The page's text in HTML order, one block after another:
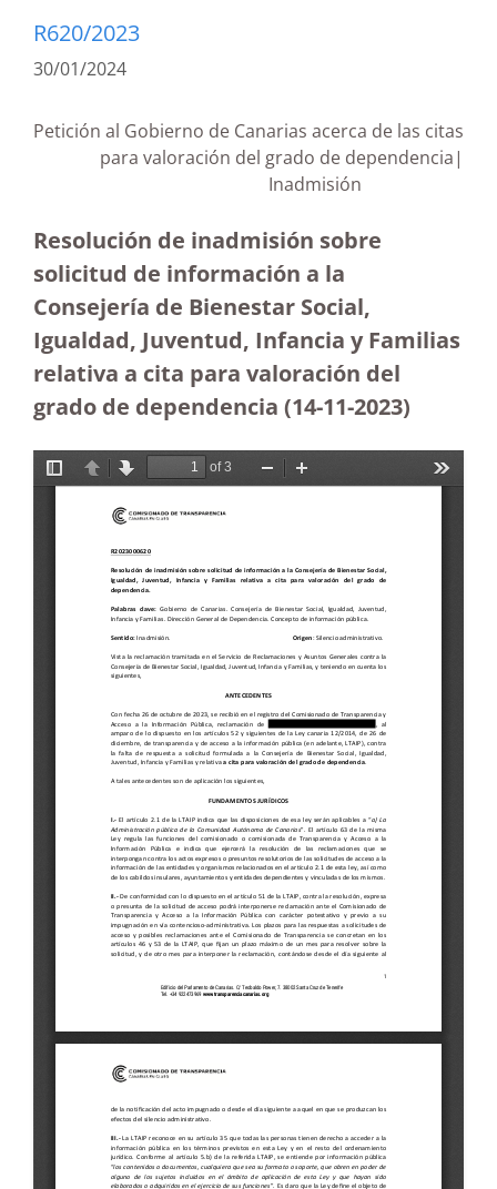
R620/2023
30/01/2024
Petición al Gobierno de Canarias acerca de las citas
para valoración del grado de dependencia|
Inadmisión
Resolución de inadmisión sobre
solicitud de información a la
Consejería de Bienestar Social,
Igualdad, Juventud, Infancia y Familias
relativa a cita para valoración del
grado de dependencia (14-11-2023)